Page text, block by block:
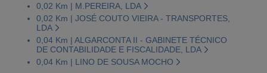
0,02 Km | M.PEREIRA, LDA
0,02 Km | JOSÉ COUTO VIEIRA - TRANSPORTES,
LDA
0,04 Km | ALGARCONTA II - GABINETE TÉCNICO
DE CONTABILIDADE E FISCALIDADE, LDA
0,04 Km | LINO DE SOUSA MOCHO